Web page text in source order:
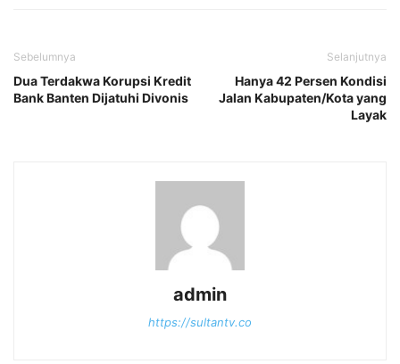
Sebelumnya
Dua Terdakwa Korupsi Kredit
Bank Banten Dijatuhi Divonis
Selanjutnya
Hanya 42 Persen Kondisi
Jalan Kabupaten/Kota yang
Layak
admin
https://sultantv.co